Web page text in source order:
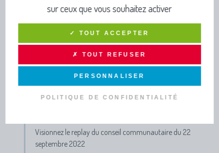
PROGRAMME & INSCRIPTIONS VACANCES D'ETE 2026
Concert de Noël
Journées France Services du 7 au 19 octobre 2024
APPEL A DANSER !
Participe aux Jeux Olympiques et Paralympiques de
Paris 2024 !!!
Semaine Européenne de Réduction des Déchets
Visionnez le replay du conseil communautaire du 22
septembre 2022
sur ceux que vous souhaitez activer
✓ TOUT ACCEPTER
✗ TOUT REFUSER
PERSONNALISER
POLITIQUE DE CONFIDENTIALITÉ